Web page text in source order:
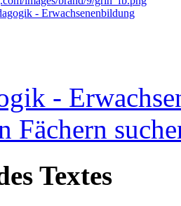
- Erwachsenenbildung
-
Fächern
Textes